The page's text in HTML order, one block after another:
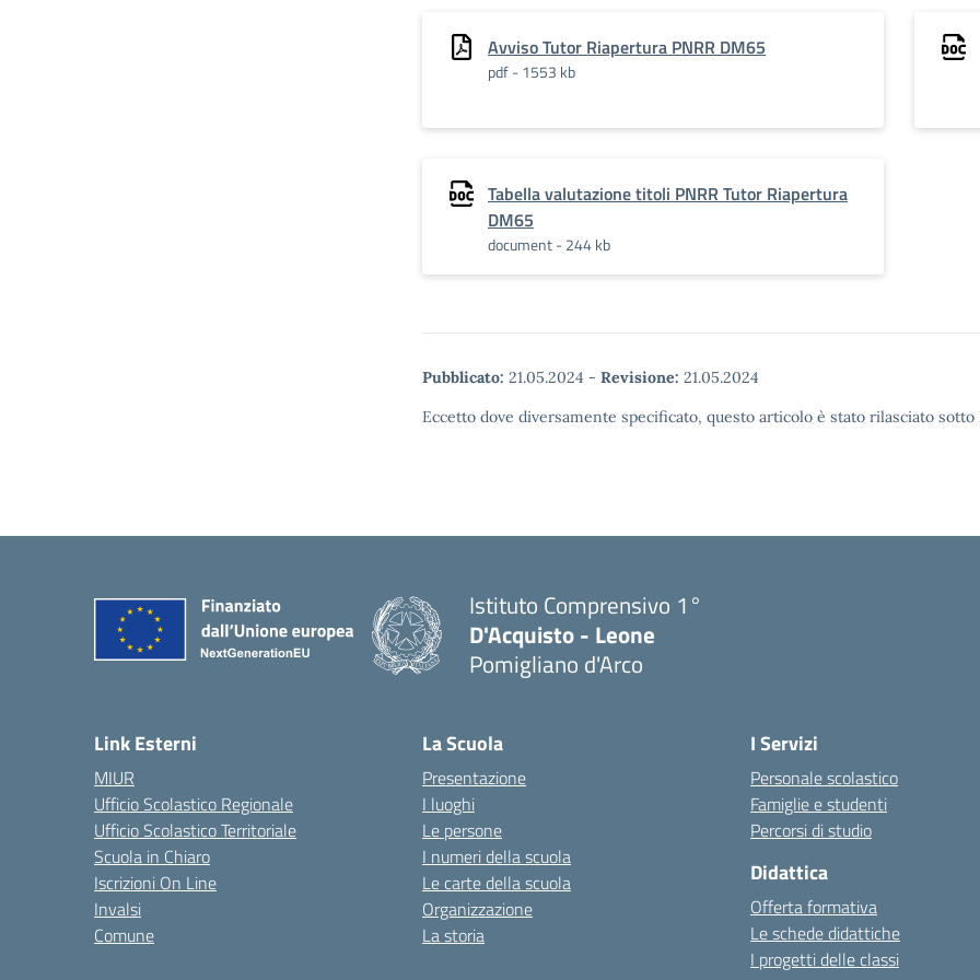
Avviso Tutor Riapertura PNRR DM65
pdf - 1553 kb
Tabella valutazione titoli PNRR Tutor Riapertura
DM65
document - 244 kb
Pubblicato: 21.05.2024 - Revisione: 21.05.2024
Eccetto dove diversamente specificato, questo articolo è stato rilasciato
Istituto Comprensivo 1°
D'Acquisto - Leone
Pomigliano d'Arco
Link Esterni
MIUR
Ufficio Scolastico Regionale
Ufficio Scolastico Territoriale
Scuola in Chiaro
Iscrizioni On Line
Invalsi
Comune
La Scuola
Presentazione
I luoghi
Le persone
I numeri della scuola
Le carte della scuola
Organizzazione
La storia
I Servizi
Personale scolastico
Famiglie e studenti
Percorsi di studio
Didattica
Offerta formativa
Le schede didattiche
I progetti delle classi